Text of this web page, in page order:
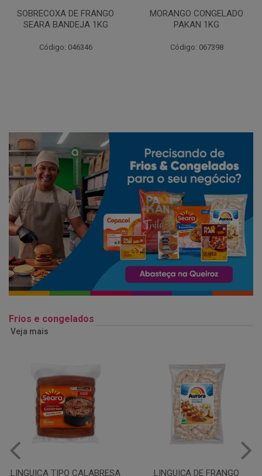
SOBRECOXA DE FRANGO
SEARA BANDEJA 1KG
Código: 046346
MORANGO CONGELADO
PAKAN 1KG
Código: 067398
Frios e congelados
Veja mais
LINGUIÇA DE FRANGO QUEIJO MUSSARELA